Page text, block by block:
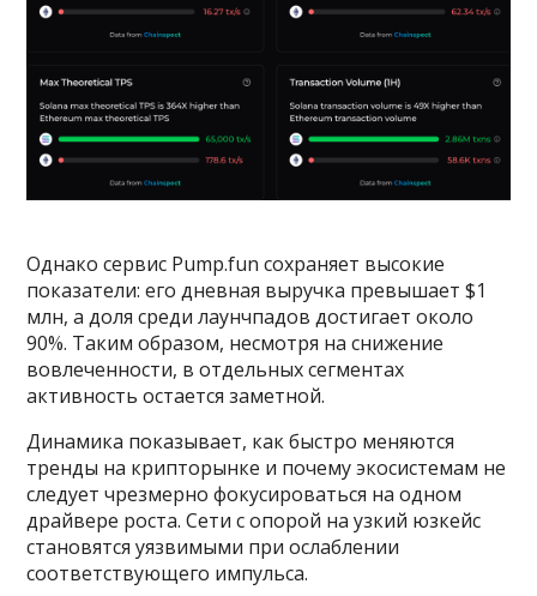
Однако сервис Pump.fun сохраняет высокие
показатели: его дневная выручка превышает $1
млн, а доля среди лаунчпадов достигает около
90%. Таким образом, несмотря на снижение
вовлеченности, в отдельных сегментах
активность остается заметной.
Динамика показывает, как быстро меняются
тренды на крипторынке и почему экосистемам не
следует чрезмерно фокусироваться на одном
драйвере роста. Сети с опорой на узкий юзкейс
становятся уязвимыми при ослаблении
соответствующего импульса.